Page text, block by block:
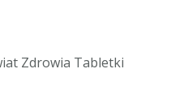
Zdrowia Tabletki